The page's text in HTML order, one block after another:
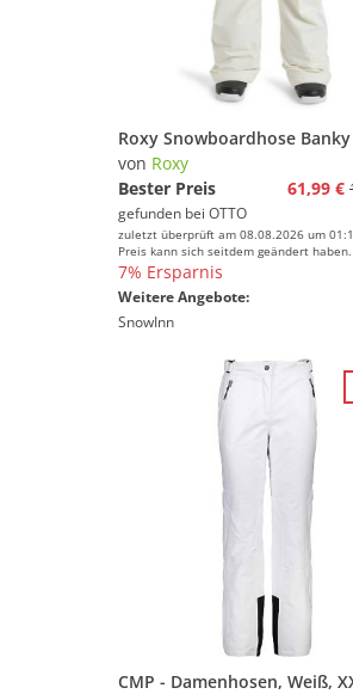
von Roxy
Bester Preis
61,99 €
gefunden bei OTTO
zuletzt überprüft am 08.08.2026 um
Preis kann sich seitdem geändert haben.
7% Ersparnis
Weitere Angebote:
SnowInn